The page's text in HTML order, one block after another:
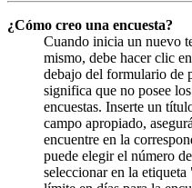
¿Cómo creo una encuesta?
Cuando inicia un nuevo
mismo, debe hacer clic
debajo del formulario de
significa que no posee
encuestas. Inserte un
campo apropiado,
encuentre en la
puede elegir el número
seleccionar en la